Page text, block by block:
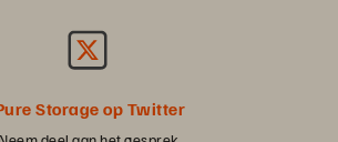
Storage op Twitter